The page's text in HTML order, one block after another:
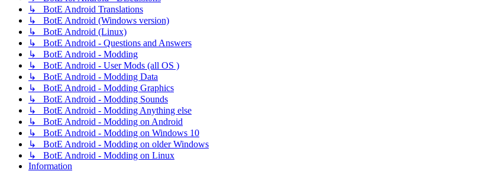
↳ BotE Android Translations
↳ BotE Android (Windows version)
↳ BotE Android (Linux)
↳ BotE Android - Questions and Answers
↳ BotE Android - Modding
↳ BotE Android - User Mods (all OS )
↳ BotE Android - Modding Data
↳ BotE Android - Modding Graphics
↳ BotE Android - Modding Sounds
↳ BotE Android - Modding Anything else
↳ BotE Android - Modding on Android
↳ BotE Android - Modding on Windows 10
↳ BotE Android - Modding on older Windows
↳ BotE Android - Modding on Linux
Information